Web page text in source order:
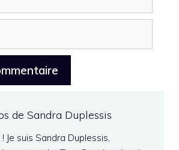
de Sandra Duplessis
Je suis Sandra Duplessis,